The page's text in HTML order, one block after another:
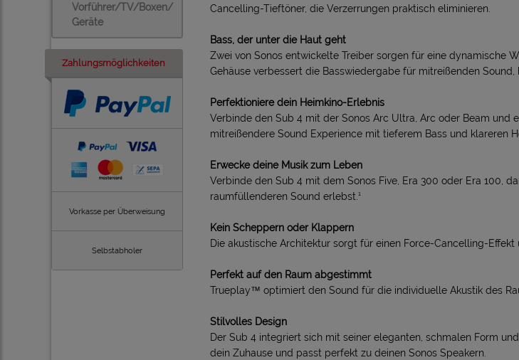
Vorführer/TV/Boxen/
Geräte
Zahlungsmöglichkeiten
Vorkasse per Überweisung
Selbstabholer
Cancelling-Tieftöner, die Verzerrungen praktisch eliminieren.
Bass, der unter die Haut geht
Zwei von Sonos entwickelte Treiber sorgen für eine dynamische
Gehäuse verbessert die Basswiedergabe für mitreißenden
Perfektioniere dein Heimkino-Erlebnis
Verbinde den Sub 4 mit der Sonos Arc Ultra, Arc oder Beam und
mitreißendere Sound Experience mit tieferem Bass und klareren
Erwecke deine Musik zum Leben
Verbinde den Sub 4 mit dem Sonos Five, Era 300 oder Era 100,
raumfüllenderen Sound erlebst.¹
Kein Scheppern oder Klappern
Die akustische Architektur sorgt für einen Force-Cancelling-
Perfekt auf den Raum abgestimmt
Trueplay™ optimiert den Sound für die individuelle Akustik des
Stilvolles Design
Der Sub 4 integriert sich mit seiner eleganten, schmalen Form
dein Zuhause und passt perfekt zu deinen Sonos Speakern.